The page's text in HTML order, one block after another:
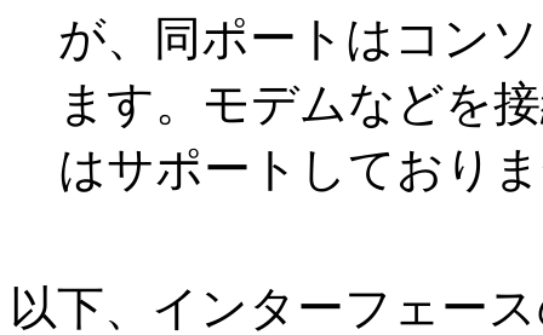
が、同ポートはコン
ます。モデムなどを
はサポートしており
以下、インターフェー